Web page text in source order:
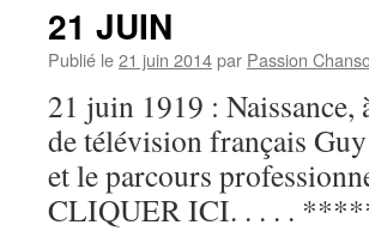
21 JUIN
Publié le21 juin 2014par Passion
21 juin 1919 : Naissance,
de télévision français
et le parcours
CLIQUER ICI. . . . .